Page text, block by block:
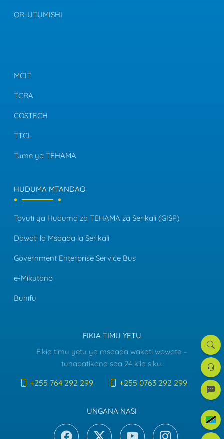
la
e-
OR-UTUMISHI
MCIT
TCRA
COSTECH
TTCL
Tume ya TEHAMA
HUDUMA MTANDAO
Tovuti ya Huduma za TEHAMA za Serikali (GISP)
Dawati la Msaada la Serikali
Government Enterprise Service Bus
e-Mikutano
Bunifu
FIKIA TIMU YETU
Fikia timu yetu ya msaada wakati wowote –
tunapatikana saa 24 kila siku.
+255 764 292 299 +255 0763 292 299
UNGANA NASI